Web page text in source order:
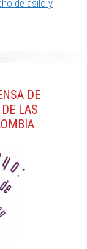
de asilo y
DE
LAS